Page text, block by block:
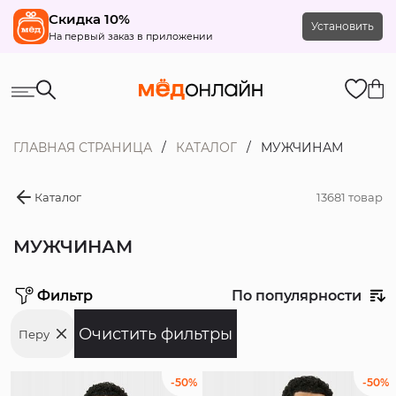
Скидка 10%
На первый заказ в приложении
Установить
ГЛАВНАЯ СТРАНИЦА КАТАЛОГ МУЖЧИНАМ
Каталог 13681 товар
МУЖЧИНАМ
Фильтр
Перу
По популярности
-50% -50%